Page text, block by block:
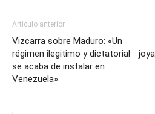
Artículo anterior
Vizcarra sobre Maduro: «Un
régimen ilegitimo y dictatorial
se acaba de instalar en
Venezuela»